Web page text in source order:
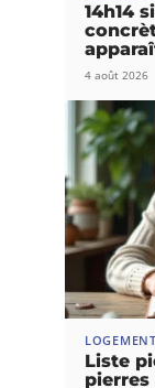
14h14
4 août 2026
LOGEMENT
Liste